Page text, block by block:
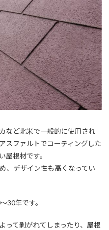
など北米で一般的に使用され
スファルトでコーティングした
屋根材です。
、デザイン性も高くなってい
30年です。
って剥がれてしまったり、屋根